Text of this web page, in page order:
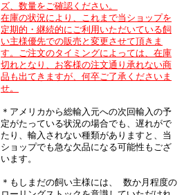
ズ、数量をご確認ください。
在庫の状況により、これまで当ショップを
定期的・継続的にご利用いただいている飼
い主様優先での販売と変更させて頂きま
す。ご注文のタイミングによっては、在庫
切れとなり、 お客様の注文通り承れない商
品も出てきますが、何卒ご了承くださいま
せ。
＊アメリカから総輸入元への次回輸入の予
定がたっている状況の場合でも、遅れがで
たり、輸入されない種類がありますと、当
ショップでも急な欠品になる可能性もござ
います。
＊もしまだの飼い主様には、 数か月程度の